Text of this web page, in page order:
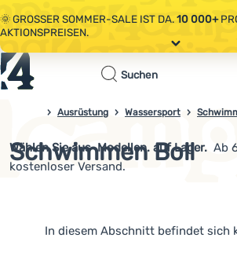
🌞 GROSSER SOMMER-SALE IST DA.10 000+
AKTIONSPREISEN.
🤫 - 10 % AUF AUSGEWÄHLTE CAMPING- &
CODE OUT10
AKTIONSPREISEN.
Alle Aktionen
Suchen
Startseite
Bekleidung
Ausrüstung Wassersport
Schwimmen Boll
Wählen Sie aus Modellen. auf Lager. Ab
kostenloser Versand.
Produkte
In diesem Abschnitt befindet sich